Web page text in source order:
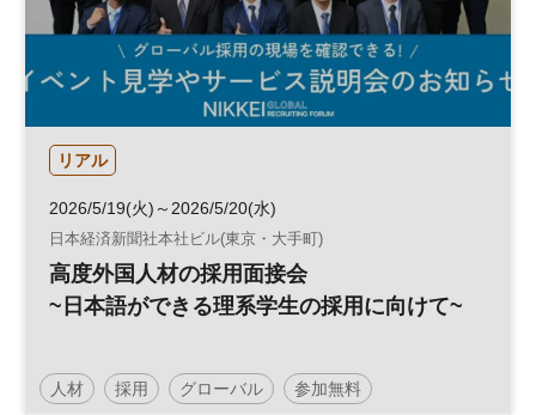
リアル
2026/5/19(火)～2026/5/20(水)
日本経済新聞社本社ビル(東京・大手町)
高度外国人材の採用面接会
~日本語ができる理系学生の採用に向けて~
人材 採用 グローバル 参加無料